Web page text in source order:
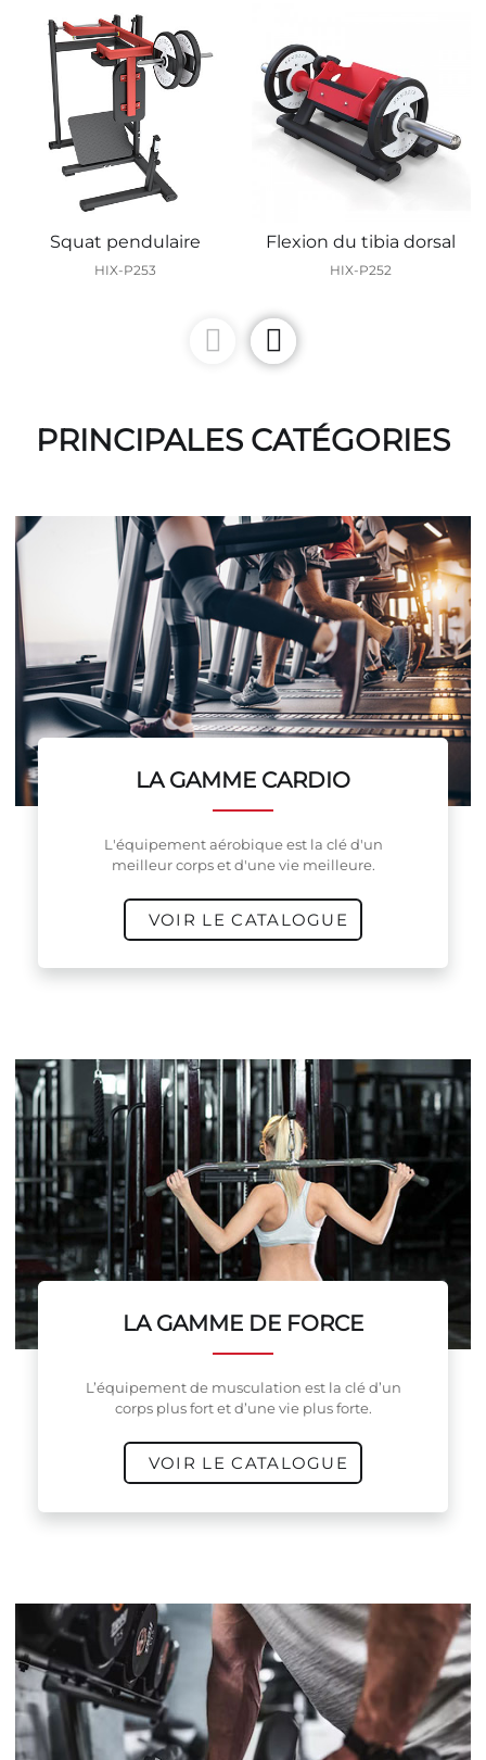
Squat pendulaire
HIX-P253
Flexion du tibia dorsal
HIX-P252
PRINCIPALES CATÉGORIES
LA GAMME CARDIO
L'équipement aérobique est la clé d'un
meilleur corps et d'une vie meilleure.
VOIR LE CATALOGUE
LA GAMME DE FORCE
L’équipement de musculation est la clé d’un
corps plus fort et d’une vie plus forte.
VOIR LE CATALOGUE